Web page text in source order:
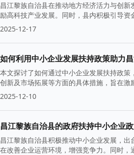
昌江黎族自治县在推动地方经济活力与创
励高科技产业发展。同时，县内积极引导
础。
2025-12-17
如何利用中小企业发展扶持政策助力
本文探讨了如何通过中小企业发展扶持政
创新及市场拓展等方面的具体措施，旨在
2025-12-10
昌江黎族自治县的政府扶持中小企业
昌江黎族自治县积极推动中小企业发展，
在改善企业运营环境，增强竞争力。同时